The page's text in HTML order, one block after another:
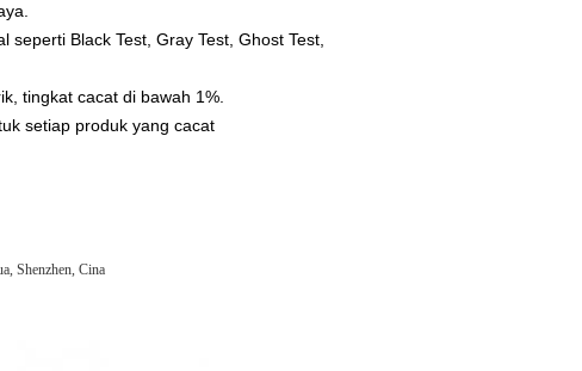
Black Test, Gray Test, Ghost Test,
tingkat cacat di bawah 1%.
setiap produk yang cacat
Shenzhen, Cina